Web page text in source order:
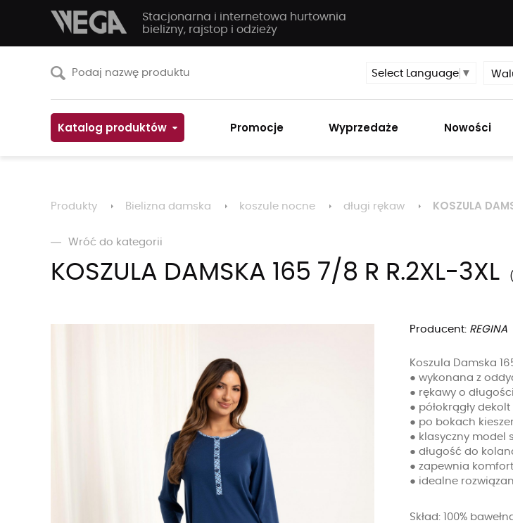
Stacjonarna i internetowa hurtownia
bielizny, rajstop i odzieży
Select Language ▼
Katalog produktów Promocje Wyprzedaże Nowości
Produkty Bielizna damska koszule nocne długi rękaw KOSZULA
Wróć do kategorii
KOSZULA DAMSKA 165 7/8 R R.2XL-3XL
Producent: REGINA
Koszula Damska
● wykonana z
● rękawy o
● półokrągły
● po bokach
● klasyczny model
● długość do
● zapewnia
● idealne
Skład: 100%